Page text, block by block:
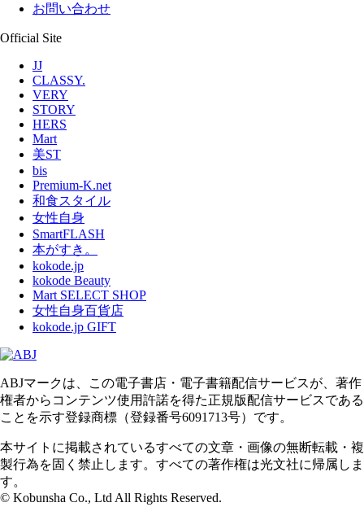
お問い合わせ
Official Site
JJ
CLASSY.
VERY
STORY
HERS
Mart
美ST
bis
Premium-K.net
和食スタイル
女性自身
SmartFLASH
本がすき。
kokode.jp
kokode Beauty
Mart SELECT SHOP
女性自身百貨店
kokode.jp GIFT
ABJマークは、この電子書店・電子書籍配信サービスが、著作
権者からコンテンツ使用許諾を得た正規版配信サービスである
ことを示す登録商標（登録番号6091713号）です。
本サイトに掲載されているすべての文章・画像の無断転載・複
製行為を固く禁止します。すべての著作権は光文社に帰属しま
す。
© Kobunsha Co., Ltd All Rights Reserved.